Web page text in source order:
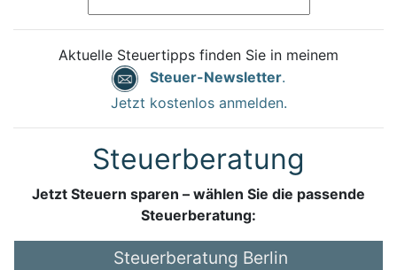
Aktuelle Steuertipps finden Sie in meinem
Steuer-Newsletter.
Jetzt kostenlos anmelden.
Steuerberatung
Jetzt Steuern sparen – wählen Sie die passende
Steuerberatung:
Steuerberatung Berlin